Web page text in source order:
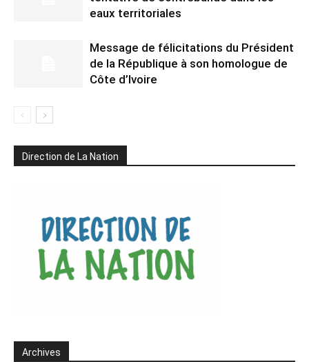
eaux territoriales
Message de félicitations du Président
de la République à son homologue de
Côte d’Ivoire
Direction de La Nation
Archives